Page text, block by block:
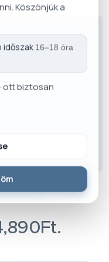
Köszönjük a
időszak 16–18 óra
ott biztosan